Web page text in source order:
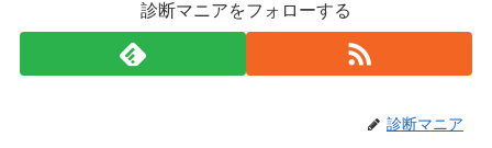
診断マニアをフォローする
診断マニア